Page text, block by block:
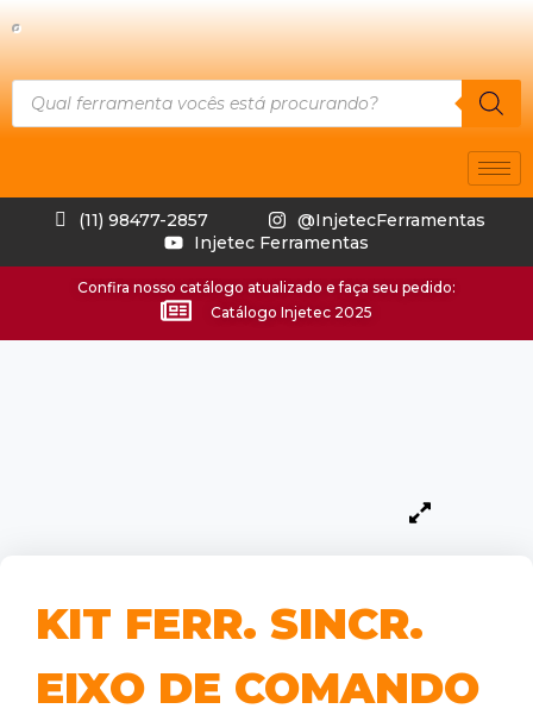
(11) 98477-2857
@InjetecFerramentas
Injetec Ferramentas
Confira nosso catálogo atualizado e faça seu pedido:
Catálogo Injetec 2025
KIT FERR. SINCR.
EIXO DE COMANDO